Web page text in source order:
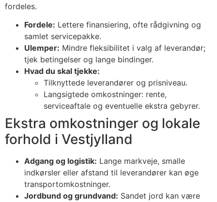
fordeles.
Fordele: Lettere finansiering, ofte rådgivning og
samlet servicepakke.
Ulemper: Mindre fleksibilitet i valg af leverandør;
tjek betingelser og lange bindinger.
Hvad du skal tjekke:
Tilknyttede leverandører og prisniveau.
Langsigtede omkostninger: rente,
serviceaftale og eventuelle ekstra gebyrer.
Ekstra omkostninger og lokale
forhold i Vestjylland
Adgang og logistik: Lange markveje, smalle
indkørsler eller afstand til leverandører kan øge
transportomkostninger.
Jordbund og grundvand: Sandet jord kan være